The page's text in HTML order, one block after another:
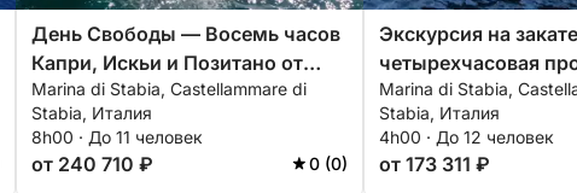
День Свободы — Восемь часов
Капри, Искьи и Позитано от
Марина ди Стабия
Marina di Stabia, Castellammare di
Stabia, Италия
8h00 · До 11 человек
от 240 710 ₽ 0 (0)
Экскурсия на
четырехчасовая
закате между
Позитано из
Стабия.
Marina di Stabia,
Stabia, Италия
4h00 · До 12 человек
от 173 311 ₽